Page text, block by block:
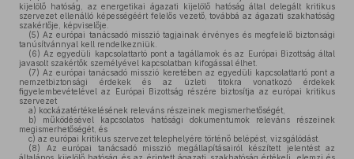
kijelölő hatóság, az energetikai ágazati kijelölő hatóság által delegált kritikus
szervezet ellenálló képességéért felelős vezető, továbbá az ágazati szakhatóság
szakértője, képviselője.
(5) Az európai tanácsadó misszió tagjainak érvényes és megfelelő biztonsági
tanúsítvánnyal kell rendelkezniük.
(6) Az egyedüli kapcsolattartó pont a tagállamok és az Európai Bizottság által
javasolt szakértők személyével kapcsolatban kifogással élhet.
(7) Az európai tanácsadó misszió keretében az egyedüli kapcsolattartó pont a
nemzetbiztonsági érdekek és az üzleti titokra vonatkozó érdekek
figyelembevételével az Európai Bizottság részére biztosítja az európai kritikus
szervezet
a) kockázatértékelésének releváns részeinek megismerhetőségét,
b) működésével kapcsolatos hatósági dokumentumok releváns részeinek
megismerhetőségét, és
c) az európai kritikus szervezet telephelyére történő belépést, vizsgálódást.
(8) Az európai tanácsadó misszió megállapításairól készített jelentést az